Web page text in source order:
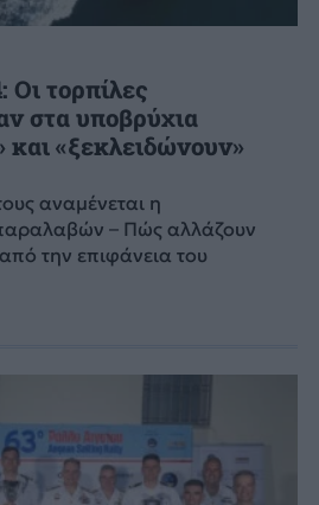
τορπίλες
στα υποβρύχια
«ξεκλειδώνουν»
αναμένεται η
– Πώς αλλάζουν
την επιφάνεια του